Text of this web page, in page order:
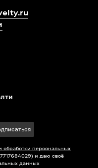
обработки персональных
и даю своё
данных